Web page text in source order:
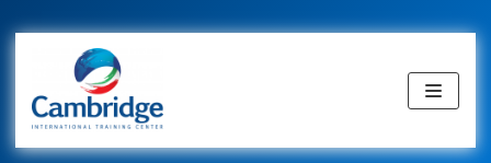
contenido